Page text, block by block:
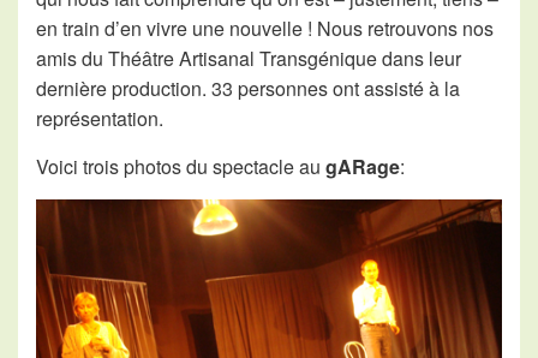
en train d’en vivre une nouvelle ! Nous retrouvons nos
amis du Théâtre Artisanal Transgénique dans leur
dernière production. 33 personnes ont assisté à la
représentation.
Voici trois photos du spectacle au gARage: